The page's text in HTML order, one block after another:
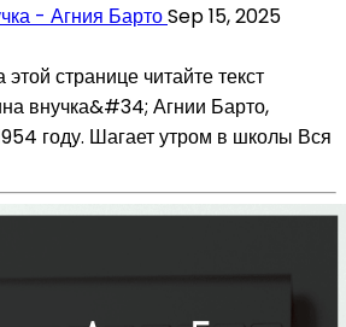
- Агния БартоSep 15, 2025
странице читайте текст
внучка&#34; Агнии Барто,
году. Шагает утром в школы Вся